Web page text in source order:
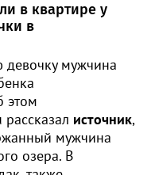
в квартире у
в
девочку мужчина
этом
источник,
мужчина
озера. В